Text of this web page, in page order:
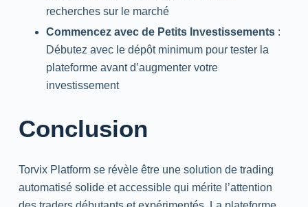
recherches sur le marché
Commencez avec de Petits Investissements:
Débutez avec le dépôt minimum pour tester la
plateforme avant d’augmenter votre
investissement
Conclusion
Torvix Platform se révèle être une solution de trading
automatisé solide et accessible qui mérite l’attention